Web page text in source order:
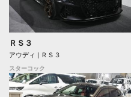
ＲＳ３
アウディ | ＲＳ３
スターコック